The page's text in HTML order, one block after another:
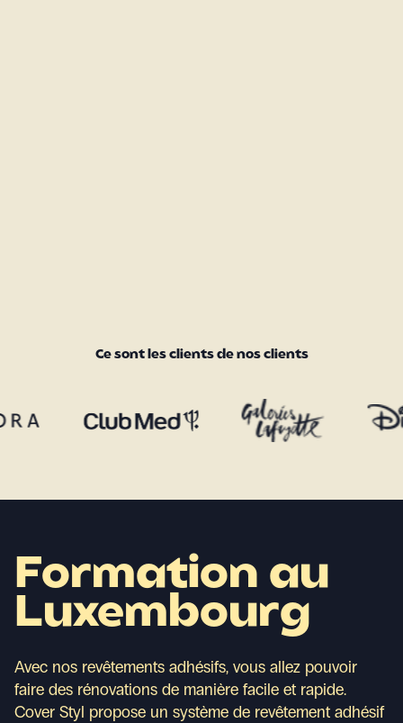
Ce sont les clients de nos clients
Formation au
Luxembourg
Avec nos revêtements adhésifs, vous allez pouvoir
faire des rénovations de manière facile et rapide.
Cover Styl propose un système de revêtement adhésif